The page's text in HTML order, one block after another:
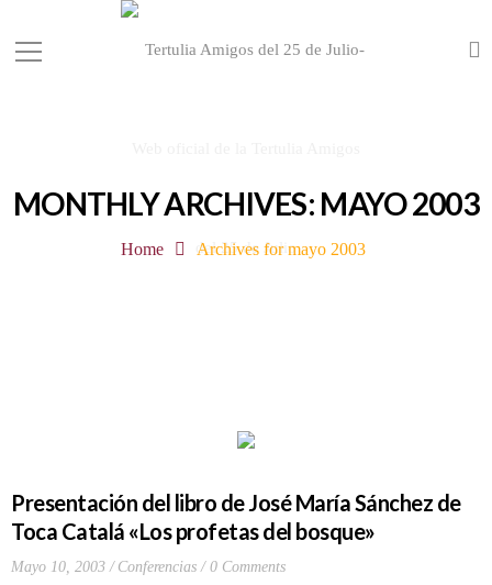
MONTHLY ARCHIVES: MAYO 2003
Home Archives for mayo 2003
Presentación del libro de José María Sánchez de
Toca Catalá «Los profetas del bosque»
Mayo 10, 2003 Conferencias 0 Comments